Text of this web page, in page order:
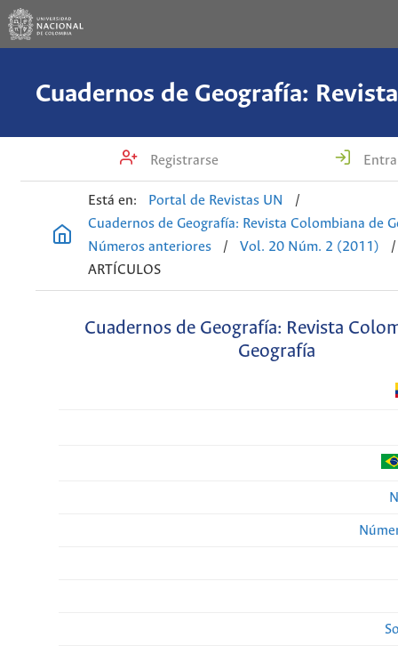
Registrarse
Está en: Portal de Revistas UN
/
Cuadernos de Geografía: Revista Colombiana de
Números anteriores
/ Vol. 20 Núm. 2 (2011)
/
ARTÍCULOS
Cuadernos de Geografía: Revista
Geografía